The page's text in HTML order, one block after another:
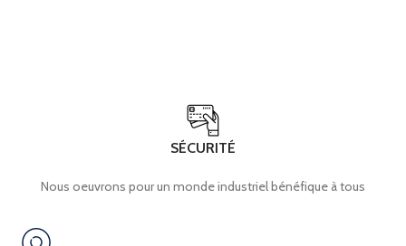
SÉCURITÉ
Nous oeuvrons pour un monde industriel bénéfique à tous